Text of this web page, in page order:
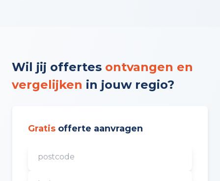
Wil jij offertes ontvangen en
vergelijken in jouw regio?
Gratis offerte aanvragen